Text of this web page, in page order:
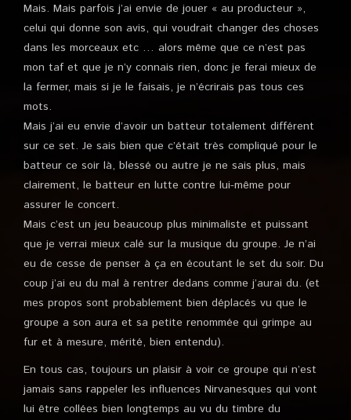
Mais. Mais parfois j’ai envie de jouer « au producteur »,
celui qui donne son avis, qui voudrait changer des choses
dans les morceaux etc … alors même que ce n’est pas
mon taf et que je n’y connais rien, donc je ferai mieux de
la fermer, mais si je le faisais, je n’écrirais pas tous ces
mots.
Mais j’ai eu envie d’avoir un batteur totalement différent
sur ce set. Je sais bien que c’était très compliqué pour le
batteur ce soir là, blessé ou autre je ne sais plus, mais
clairement, le batteur en lutte contre lui-même pour
assurer le concert.
Mais c’est un jeu beaucoup plus minimaliste et puissant
que je verrai mieux calé sur la musique du groupe. Je n’ai
eu de cesse de penser à ça en écoutant le set du soir. Du
coup j’ai eu du mal à rentrer dedans comme j’aurai du. (et
mes propos sont probablement bien déplacés vu que le
groupe a son aura et sa petite renommée qui grimpe au
fur et à mesure, mérité, bien entendu).
En tous cas, toujours un plaisir à voir ce groupe qui n’est
jamais sans rappeler les influences Nirvanesques qui vont
lui être collées bien longtemps au vu du timbre du